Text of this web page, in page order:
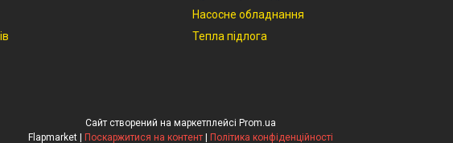
Насосне обладнання
Тепла підлога
Сайт створений на маркетплейсі Prom.ua
Flapmarket | Поскаржитися на контент | Політика конфіденційності